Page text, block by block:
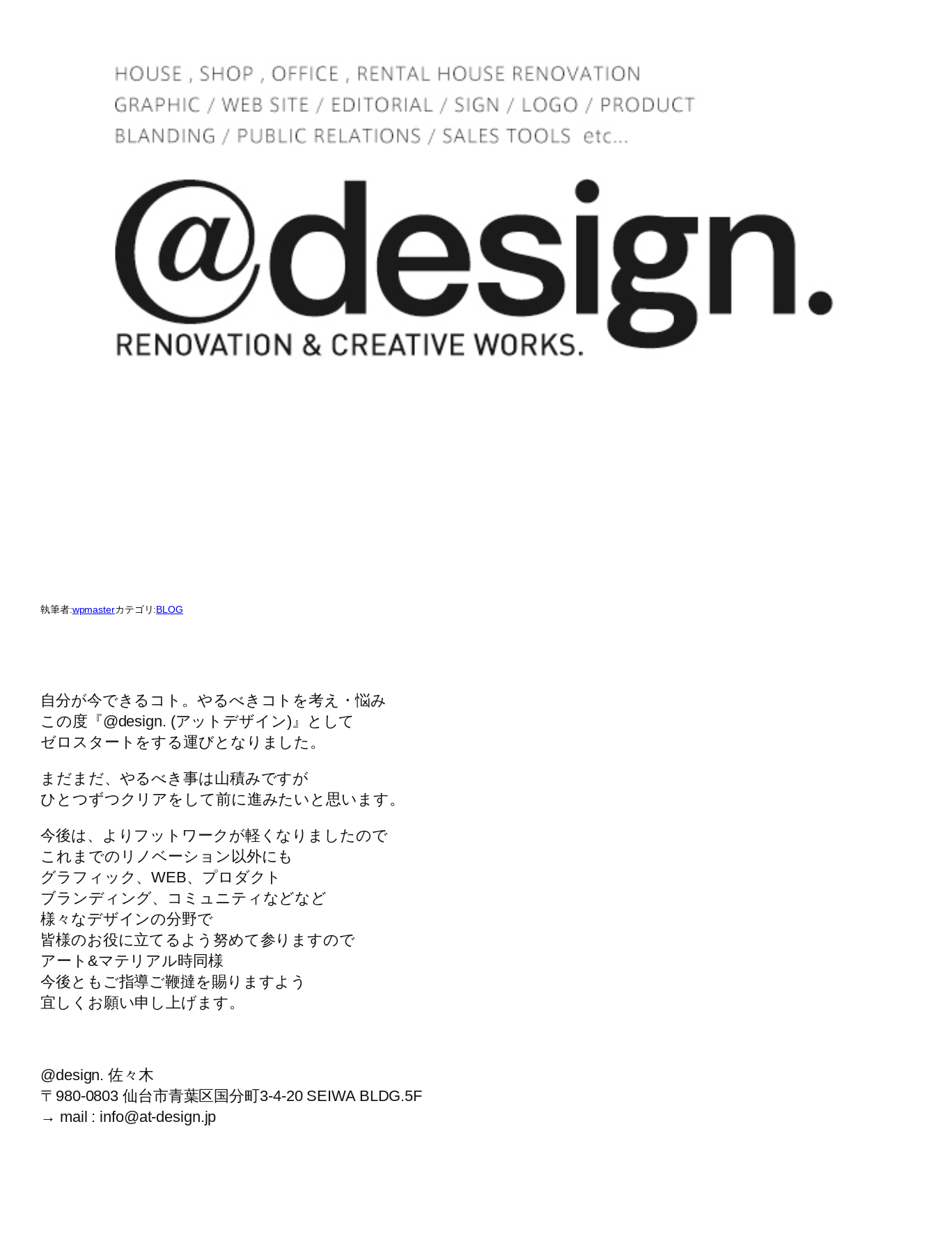
執筆者:wpmasterカテゴリ:BLOG
自分が今できるコト。やるべきコトを考え・悩み
この度『@design. (アットデザイン)』として
ゼロスタートをする運びとなりました。
まだまだ、やるべき事は山積みですが
ひとつずつクリアをして前に進みたいと思います。
今後は、よりフットワークが軽くなりましたので
これまでのリノベーション以外にも
グラフィック、WEB、プロダクト
ブランディング、コミュニティなどなど
様々なデザインの分野で
皆様のお役に立てるよう努めて参りますので
アート&マテリアル時同様
今後ともご指導ご鞭撻を賜りますよう
宜しくお願い申し上げます。
@design. 佐々木
〒980-0803 仙台市青葉区国分町3-4-20 SEIWA BLDG.5F
→ mail : info@at-design.jp